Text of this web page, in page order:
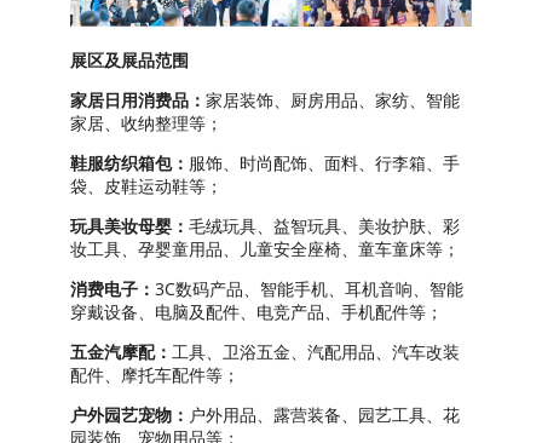
展区及展品范围
家居日用消费品： 家居装饰、厨房用品、家纺、智能
家居、收纳整理等；
鞋服纺织箱包： 服饰、时尚配饰、面料、行李箱、手
袋、皮鞋运动鞋等；
玩具美妆母婴： 毛绒玩具、益智玩具、美妆护肤、彩
妆工具、孕婴童用品、儿童安全座椅、童车童床等；
消费电子： 3C数码产品、智能手机、耳机音响、智能
穿戴设备、电脑及配件、电竞产品、手机配件等；
五金汽摩配： 工具、卫浴五金、汽配用品、汽车改装
配件、摩托车配件等；
户外园艺宠物： 户外用品、露营装备、园艺工具、花
园装饰、宠物用品等；